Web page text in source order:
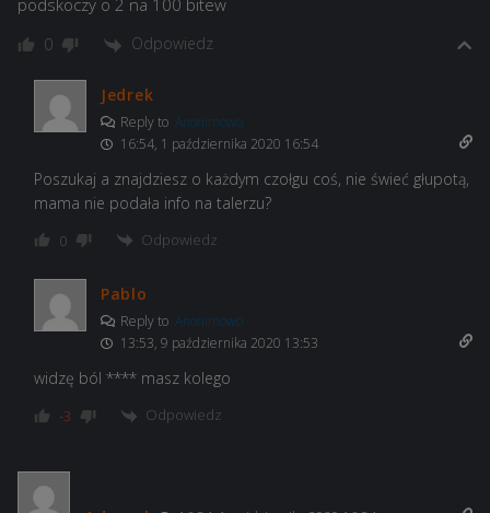
podskoczy o 2 na 100 bitew
0 Odpowiedz
Jedrek
Reply to Anonimowo
16:54, 1 października 2020 16:54
Poszukaj a znajdziesz o każdym czołgu coś, nie świeć głupotą,
mama nie podała info na talerzu?
0 Odpowiedz
Pablo
Reply to Anonimowo
13:53, 9 października 2020 13:53
widzę ból **** masz kolego
-3 Odpowiedz